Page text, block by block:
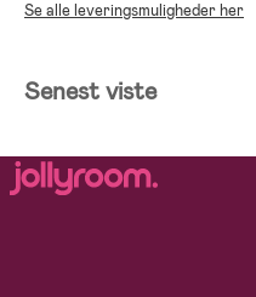
Se alle leveringsmuligheder her
Senest viste